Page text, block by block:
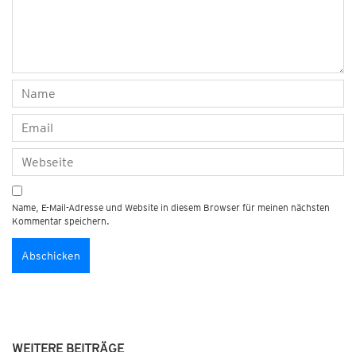
Name, E-Mail-Adresse und Website in diesem Browser für meinen nächsten
Kommentar speichern.
WEITERE BEITRÄGE